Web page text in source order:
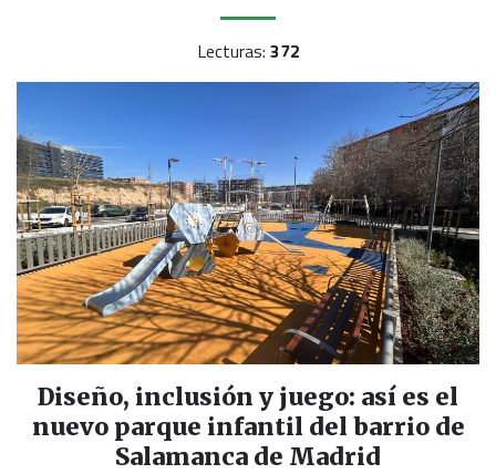
Lecturas: 372
Diseño, inclusión y juego: así es el
nuevo parque infantil del barrio de
Salamanca de Madrid